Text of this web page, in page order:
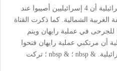
& nbsp ؛ ذكرت وسائل الإعلام الإسرائيلية أن 4 إسرائيليين أصيبوا عند
الشمالية. كما ذكرت القناة
علاجًا للجرحى في عملية رايهان ويتم
أن مرتكبي عملية رايهان فتحوا
النار من سيارة عبور في مركبة إسرائيلية. & nbsp ؛ & nbsp ؛ تركت